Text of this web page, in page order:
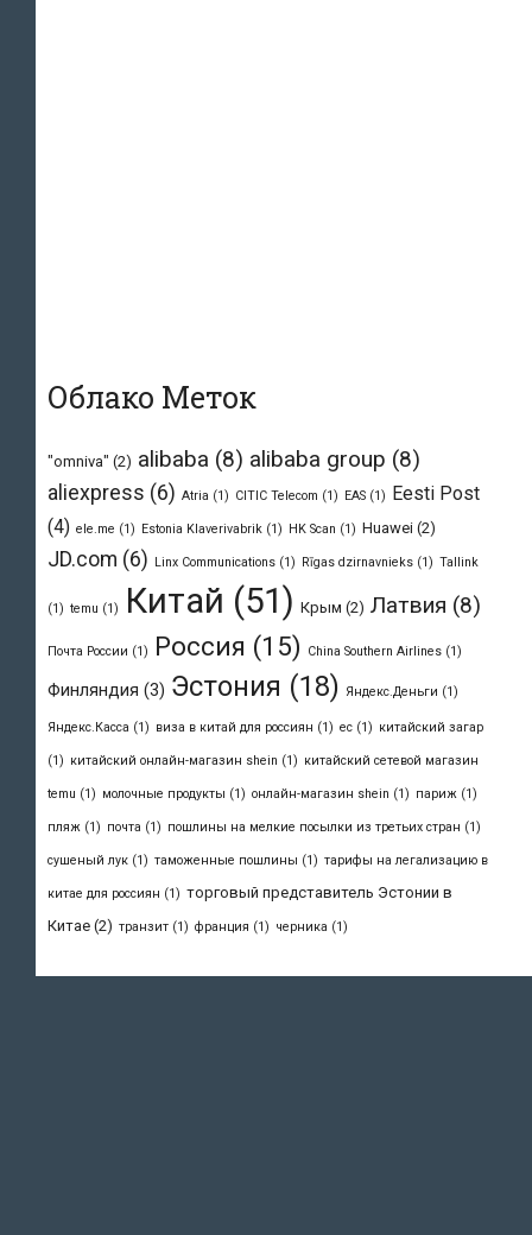
Облако Меток
"omniva" (2) alibaba (8) alibaba group (8)
aliexpress (6) Atria (1) CITIC Telecom (1) EAS (1) Eesti Post
(4) ele.me (1) Estonia Klaverivabrik (1) HK Scan (1) Huawei (2)
JD.com (6) Linx Communications (1) Rīgas dzirnavnieks (1) Tallink
(1) temu (1) Китай (51) Крым (2) Латвия (8)
Почта России (1) Россия (15) Сhina Southern Airlines (1)
Финляндия (3) Эстония (18) Яндекс.Деньги (1)
Яндекс.Касса (1) виза в китай для россиян (1) ес (1) китайский загар
(1) китайский онлайн-магазин shein (1) китайский сетевой магазин
temu (1) молочные продукты (1) онлайн-магазин shein (1) париж (1)
пляж (1) почта (1) пошлины на мелкие посылки из третьих стран (1)
сушеный лук (1) таможенные пошлины (1) тарифы на легализацию в
китае для россиян (1) торговый представитель Эстонии в
Китае (2) транзит (1) франция (1) черника (1)